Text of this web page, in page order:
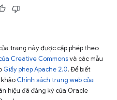
trang này được cấp phép theo
Creative Commonsvà các mẫu
Giấy phép Apache 2.0. Để biết
Chính sách trang web của
hiệu đã đăng ký của Oracle